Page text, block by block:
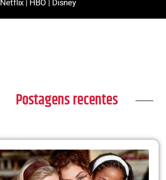
Netflix | HBO | Disney
Postagens recentes